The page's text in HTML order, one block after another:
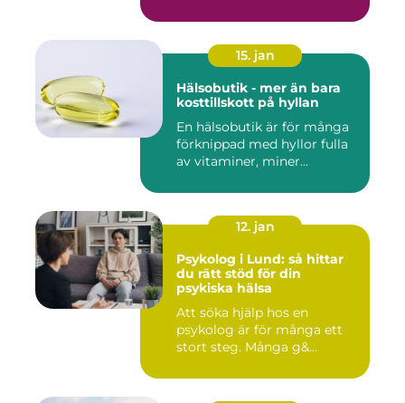
15. jan
Hälsobutik - mer än bara
kosttillskott på hyllan
En hälsobutik är för många
förknippad med hyllor fulla
av vitaminer, miner...
12. jan
Psykolog i Lund: så hittar
du rätt stöd för din
psykiska hälsa
Att söka hjälp hos en
psykolog är för många ett
stort steg. Många g&...